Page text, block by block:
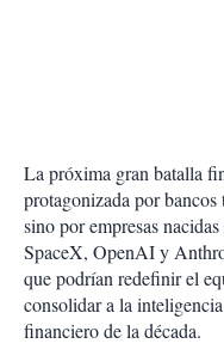
La próxima gran batalla
protagonizada por
sino por empresas
SpaceX, OpenAI y
que podrían redefinir el
consolidar a la
financiero de la década.